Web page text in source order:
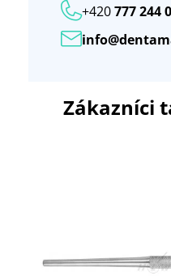
+420777 244
Zákazníci